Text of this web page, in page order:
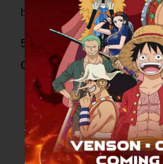
bền theo thời gian.
5. Chính sách đổi trả sản
Quy định chung
Khách hàng được hỗ trợ
thời gian quy định nếu
tả, sai mẫu hoặc gặp lỗi